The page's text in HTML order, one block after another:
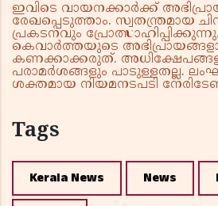
ഇവിടെ വായനക്കാർക്ക്
രേഖപ്പെടുത്താം. സ്വതന്ത്രമായ
പ്രകടനവും
കെവാർത്തയുടെ
കണക്കാക്കരുത്.
പരാമർശങ്ങളും പാടുള്ളതല്ല.
ശക്തമായ നിയമനടപടി
Tags
Kerala News News